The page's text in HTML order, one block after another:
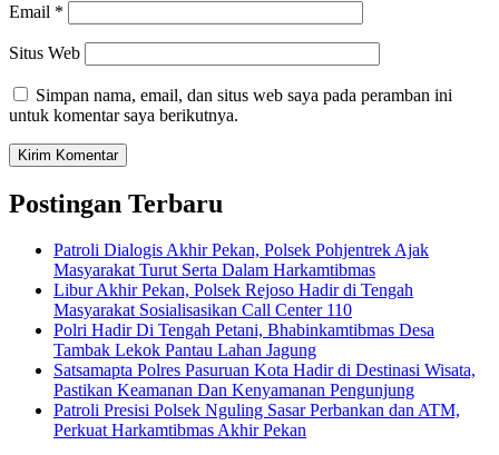
Email *
Situs Web
Simpan nama, email, dan situs web saya pada peramban ini
untuk komentar saya berikutnya.
Postingan Terbaru
Patroli Dialogis Akhir Pekan, Polsek Pohjentrek Ajak
Masyarakat Turut Serta Dalam Harkamtibmas
Libur Akhir Pekan, Polsek Rejoso Hadir di Tengah
Masyarakat Sosialisasikan Call Center 110
Polri Hadir Di Tengah Petani, Bhabinkamtibmas Desa
Tambak Lekok Pantau Lahan Jagung
Satsamapta Polres Pasuruan Kota Hadir di Destinasi Wisata,
Pastikan Keamanan Dan Kenyamanan Pengunjung
Patroli Presisi Polsek Nguling Sasar Perbankan dan ATM,
Perkuat Harkamtibmas Akhir Pekan